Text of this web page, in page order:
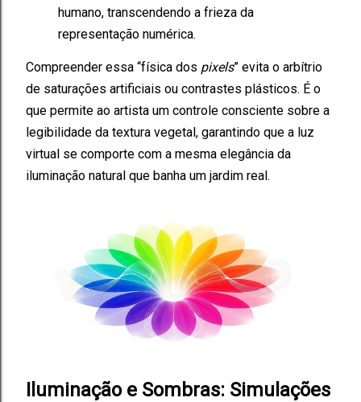
humano, transcendendo a frieza da
representação numérica.
Compreender essa “física dos pixels” evita o arbítrio
de saturações artificiais ou contrastes plásticos. É o
que permite ao artista um controle consciente sobre a
legibilidade da textura vegetal, garantindo que a luz
virtual se comporte com a mesma elegância da
iluminação natural que banha um jardim real.
Iluminação e Sombras: Simulações